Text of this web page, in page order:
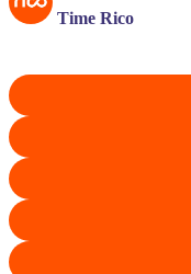
Time Rico